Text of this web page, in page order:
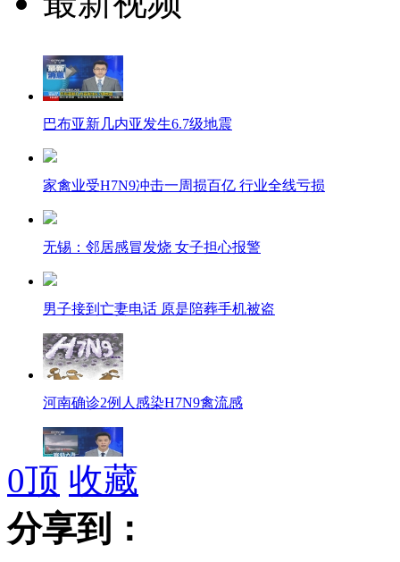
巴布亚新几内亚发生6.7级地震
家禽业受H7N9冲击一周损百亿 行业全线亏损
无锡：邻居感冒发烧 女子担心报警
男子接到亡妻电话 原是陪葬手机被盗
河南确诊2例人感染H7N9禽流感
印尼狮航称出事飞机“适宜飞行”
0顶 收藏
分享到：